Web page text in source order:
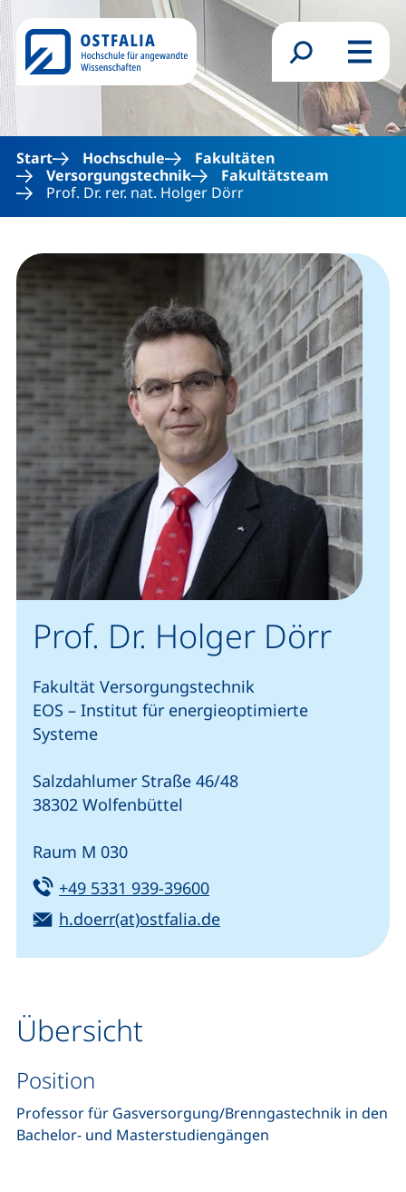
Direkt zum Inhalt
Suchformular
Menü
Start Hochschule
Fakultäten
Versorgungstechnik
Fakultätsteam
Prof. Dr. rer. nat. Holger Dörr
Prof. Dr. Holger Dörr
Fakultät Versorgungstechnik
EOS – Institut für energieoptimierte
Systeme
Salzdahlumer Straße 46/48
38302 Wolfenbüttel
Raum M 030
Tel:
+49 5331 939-39600(startet einen
E-Mail:
h.doerr(at)ostfalia.de(öffnet Ihr E-Mail-
Übersicht
Position
Professor für Gasversorgung/Brenngastechnik in den
Bachelor- und Masterstudiengängen